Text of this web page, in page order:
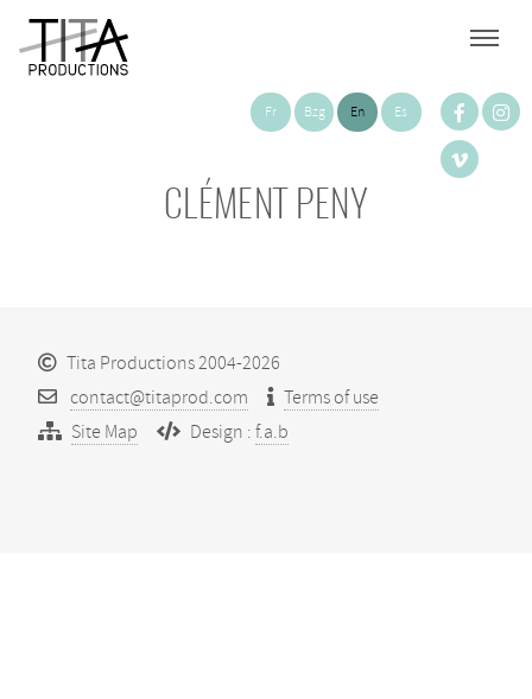
Fr Bzg En Es
CLÉMENT PENY
Tita Productions 2004-2026
contact@titaprod.com
Terms of use
Site Map
Design : f.a.b